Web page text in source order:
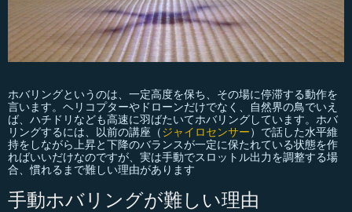
ホバリングというのは、一定高度を保ち、その場に停滞する動作を
言います。ヘリコプターやドローンだけでなく、自然界の鳥でいえ
ば、ハチドリなども高速に羽ばたいてホバリングしています。ホバ
リングするには、以前の講座（ ジャイロセンサー ）で話した水平維
持をしながら上昇と下降のバランスが一定に保たれている状態を作
ればいいだけなのですが、実は手動でスロットル出力を調整する場
合、慣れるまで難しい理由があります
手動ホバリングが難しい理由